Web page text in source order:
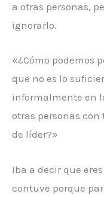
a otras personas,
ignorarlo.
«¿Cómo podemos
que no es lo
informalmente en
otras personas
de líder?»
Iba a decir que
contuve porque